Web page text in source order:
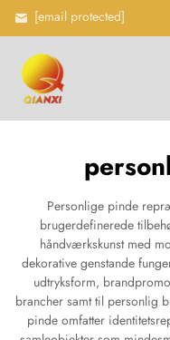
[email protected]
Personlige pinde
brugerdefinerede
håndværkskunst med
dekorative genstande
udtryksform,
brancher samt til personlig
pinde omfatter